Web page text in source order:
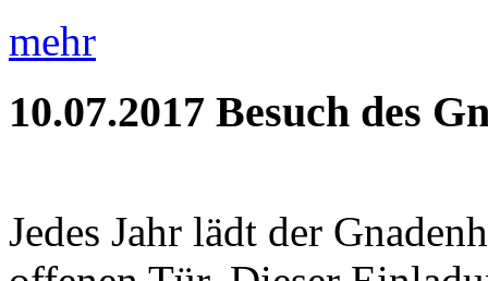
mehr
10.07.2017 Besuch des
Jedes Jahr lädt der